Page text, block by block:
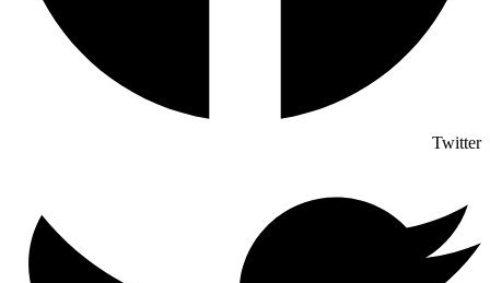
Twitter